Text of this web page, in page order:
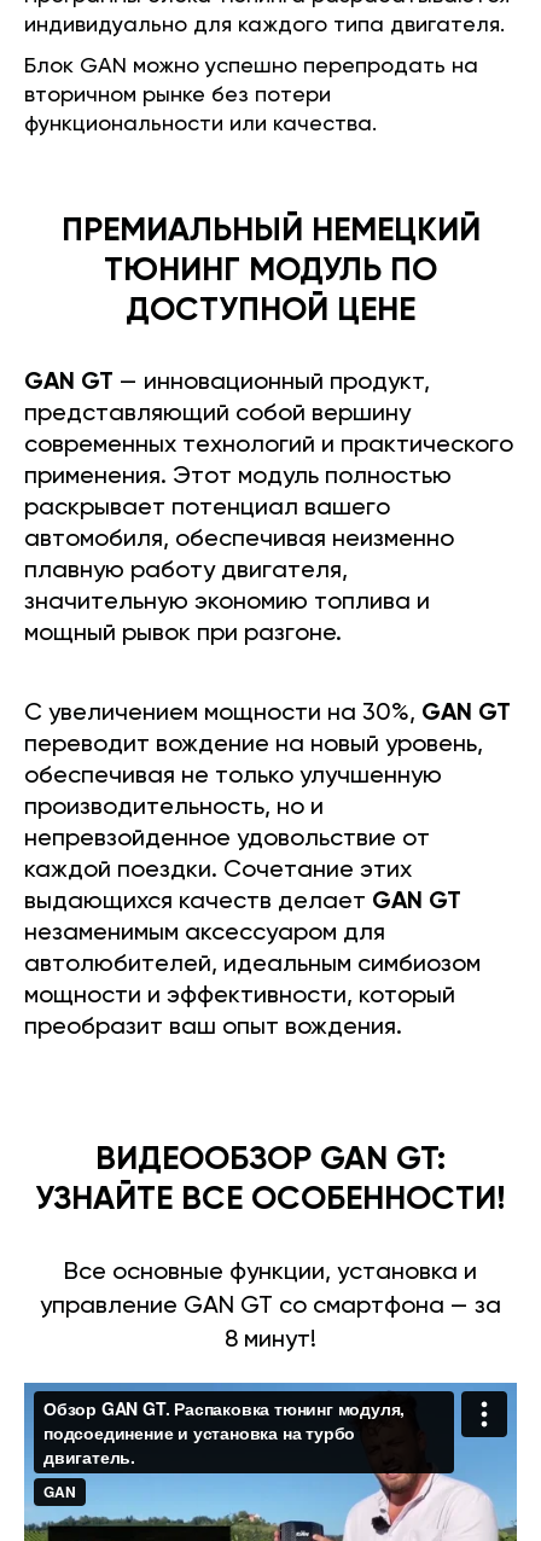
индивидуально для каждого типа двигателя.
Блок GAN можно успешно перепродать на
вторичном рынке без потери
функциональности или качества.
ПРЕМИАЛЬНЫЙ НЕМЕЦКИЙ
ТЮНИНГ МОДУЛЬ ПО
ДОСТУПНОЙ ЦЕНЕ
GAN GT — инновационный продукт,
представляющий собой вершину
современных технологий и практического
применения. Этот модуль полностью
раскрывает потенциал вашего
автомобиля, обеспечивая неизменно
плавную работу двигателя,
значительную экономию топлива и
мощный рывок при разгоне.
С увеличением мощности на 30%, GAN GT
переводит вождение на новый уровень,
обеспечивая не только улучшенную
производительность, но и
непревзойденное удовольствие от
каждой поездки. Сочетание этих
выдающихся качеств делает GAN GT
незаменимым аксессуаром для
автолюбителей, идеальным симбиозом
мощности и эффективности, который
преобразит ваш опыт вождения.
ВИДЕООБЗОР GAN GT:
УЗНАЙТЕ ВСЕ ОСОБЕННОСТИ!
Все основные функции, установка и
управление GAN GT со смартфона — за
8 минут!